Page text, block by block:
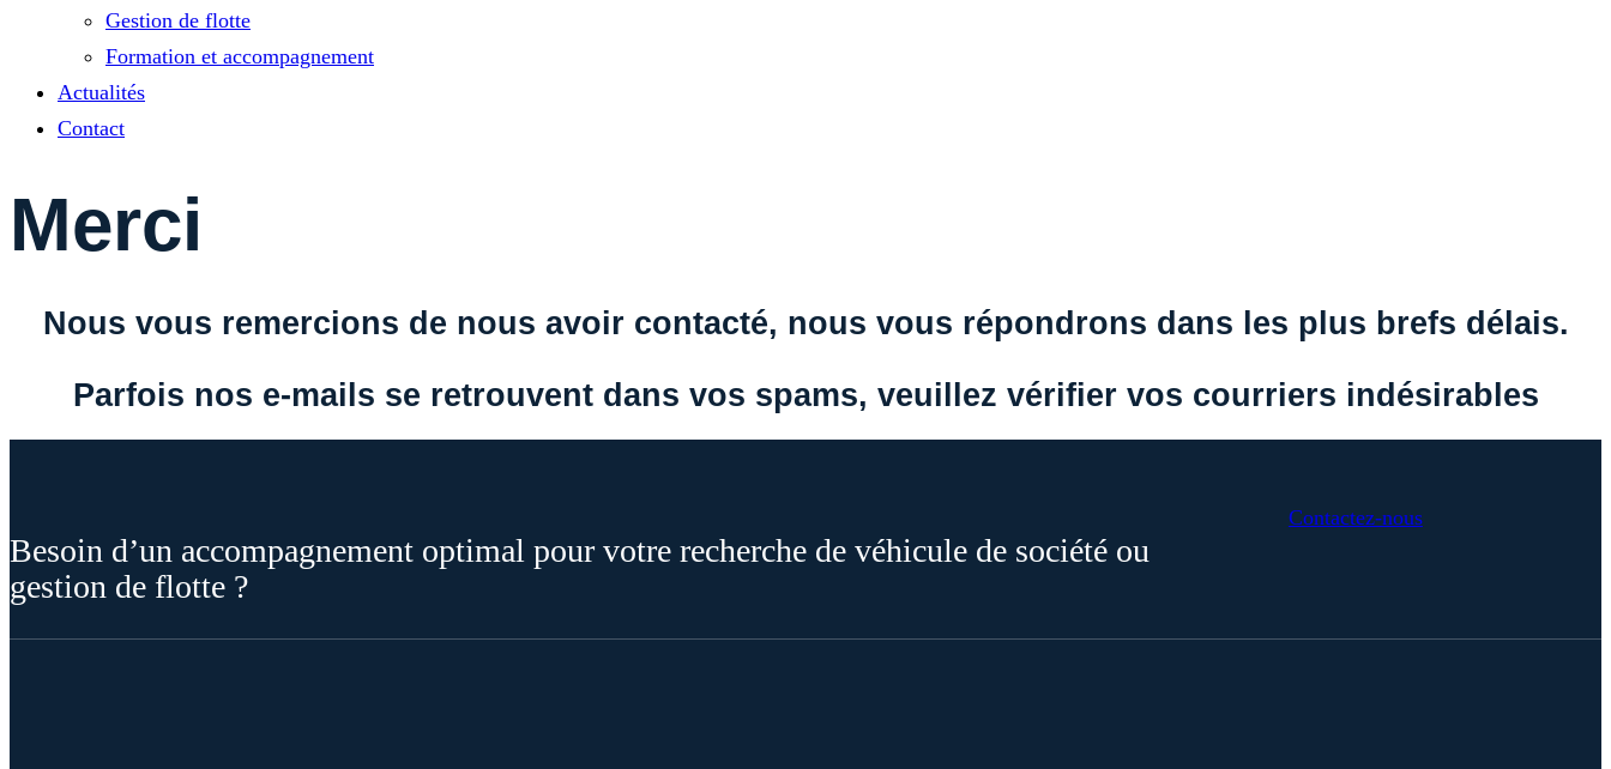
Gestion de flotte
Formation et accompagnement
Actualités
Contact
Merci
Nous vous remercions de nous avoir contacté, nous vous répondrons dans les plus brefs délais.
Parfois nos e-mails se retrouvent dans vos spams, veuillez vérifier vos courriers indésirables
Besoin d’un accompagnement optimal pour votre recherche de véhicule de société ou
gestion de flotte ?
Contactez-nous